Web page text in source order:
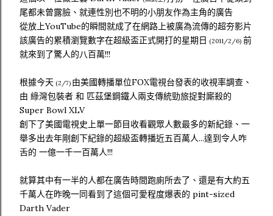
尾都未曾露臉、就連性別也不明的小朋友作為主角的廣告
從放上YouTube的瞬間就成了在網路上被廣為流傳的超夯影片
該廣告的累積瀏覽數字在超級盃正式開打的星期日 (2011/2/6) 前
就來到了驚人的八百萬!!!
根據今天 (2/7) 由美國轉播單位FOX電視台發表的收視率調查、
由 綠灣包裝者 和 匹茲堡鋼鐵人兩支傳統勁旅捉對廝殺的
Super Bowl XLV
創下了美國電視史上單一節目收看觀眾人數最多的新紀錄、一
舉多出去年剛創下紀錄的超級盃轉播近五百萬人...達到令人咋
舌的 一億一千一百萬人!!!
就算其中有一半的人都在廣告時間跑廁所去了、還是有大約五
千萬人在昨晚一同看到了這個可愛程度爆表的 pint-sized
Darth Vader